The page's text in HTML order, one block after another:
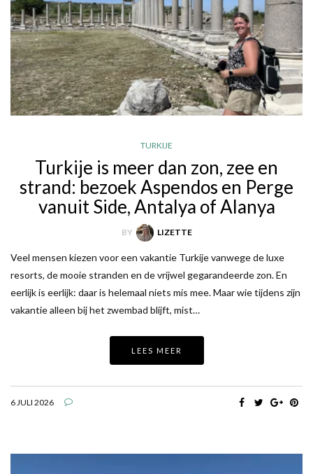
TURKIJE
Turkije is meer dan zon, zee en
strand: bezoek Aspendos en Perge
vanuit Side, Antalya of Alanya
BY LIZETTE
Veel mensen kiezen voor een vakantie Turkije vanwege de luxe
resorts, de mooie stranden en de vrijwel gegarandeerde zon. En
eerlijk is eerlijk: daar is helemaal niets mis mee. Maar wie tijdens zijn
vakantie alleen bij het zwembad blijft, mist…
LEES MEER
6 JULI 2026